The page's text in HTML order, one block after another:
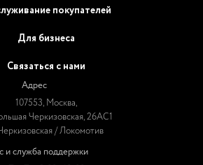
покупателей
Для бизнеса
Связаться с нами
Адрес
107553, Москва,
Черкизовская, 26АС1
/ Локомотив
и служба поддержки